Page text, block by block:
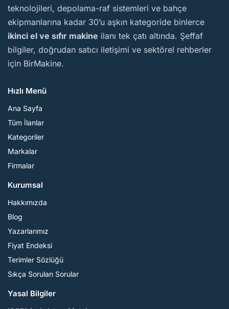
teknolojileri, depolama-raf sistemleri ve bahçe
ekipmanlarına kadar 30’u aşkın kategoride binlerce
ikinci el ve sıfır makine ilanı tek çatı altında. Şeffaf
bilgiler, doğrudan satıcı iletişimi ve sektörel rehberler
için BirMakine.
Hızlı Menü
Ana Sayfa
Tüm İlanlar
Kategoriler
Markalar
Firmalar
Kurumsal
Hakkımızda
Blog
Yazarlarımız
Fiyat Endeksi
Terimler Sözlüğü
Sıkça Sorulan Sorular
Yasal Bilgiler